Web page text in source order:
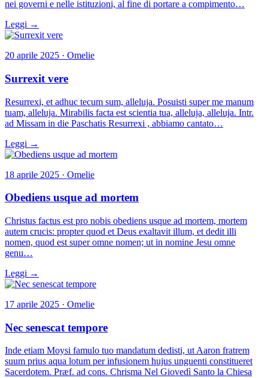
nei governi e nelle istituzioni, al fine di portare a compimento…
Leggi →
20 aprile 2025 · Omelie
Surrexit vere
Resurrexi, et adhuc tecum sum, alleluja. Posuisti super me manum
tuam, alleluja. Mirabilis facta est scientia tua, alleluja, alleluja. Intr.
ad Missam in die Paschatis Resurrexi , abbiamo cantato…
Leggi →
18 aprile 2025 · Omelie
Obediens usque ad mortem
Christus factus est pro nobis obediens usque ad mortem, mortem
autem crucis: propter quod et Deus exaltavit illum, et dedit illi
nomen, quod est super omne nomen; ut in nomine Jesu omne
genu…
Leggi →
17 aprile 2025 · Omelie
Nec senescat tempore
Inde etiam Moysi famulo tuo mandatum dedisti, ut Aaron fratrem
suum prius aqua lotum per infusionem hujus unguenti constitueret
Sacerdotem. Præf. ad cons. Chrisma Nel Giovedì Santo la Chiesa